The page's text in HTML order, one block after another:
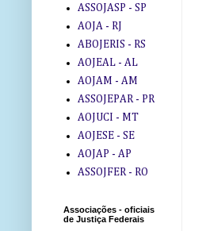
ASSOJASP - SP
AOJA - RJ
ABOJERIS - RS
AOJEAL - AL
AOJAM - AM
ASSOJEPAR - PR
AOJUCI - MT
AOJESE - SE
AOJAP - AP
ASSOJFER - RO
Associações - oficiais
de Justiça Federais